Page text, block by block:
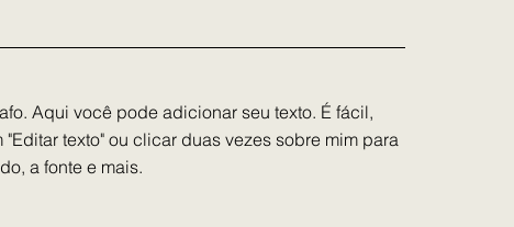
Aqui você pode adicionar seu texto. É fácil,
"Editar texto" ou clicar duas vezes sobre mim para
a fonte e mais.